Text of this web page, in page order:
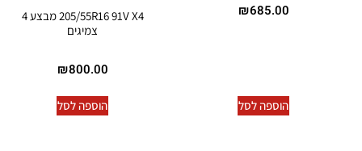
₪685.00
הוספה לסל
205/55R16 91V X4 מבצע 4
צמיגים
₪800.00
הוספה לסל